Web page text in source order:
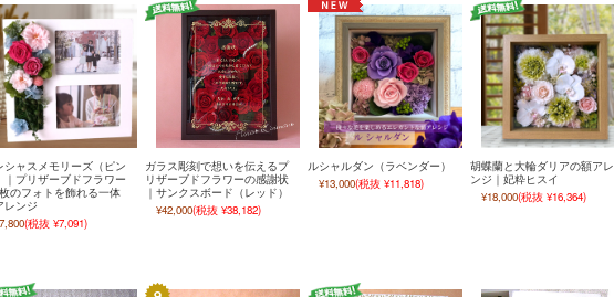
シャスメモリーズ（ピン
｜プリザーブドフラワー
のフォトを飾れる一体
レンジ
(税抜 ¥7,091)
ガラス彫刻で想いを伝えるプ
リザーブドフラワーの感謝状
｜サンクスボード（レッド）
¥42,000(税抜 ¥38,182)
ルシャルダン（ラベンダー）
¥13,000(税抜 ¥11,818)
胡蝶蘭と大輪ダリアの額アレ
ンジ｜妃粋ヒスイ
¥18,000(税抜 ¥16,364)